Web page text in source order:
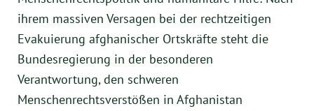
ihrem massiven Versagen bei der rechtzeitigen
Evakuierung afghanischer Ortskräfte steht die
Bundesregierung in der besonderen
Verantwortung, den schweren
Menschenrechtsverstößen in Afghanistan